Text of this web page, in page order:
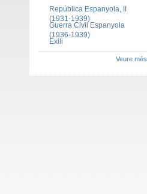
República Espanyola, II
(1931-1939)
Guerra Civil Espanyola
(1936-1939)
Exili
Veure més